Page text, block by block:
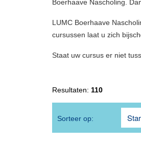
Boerhaave Nascholing.
LUMC Boerhaave
cursussen laat u zich
Staat uw cursus er niet
Resultaten: 110
Sorteer op: